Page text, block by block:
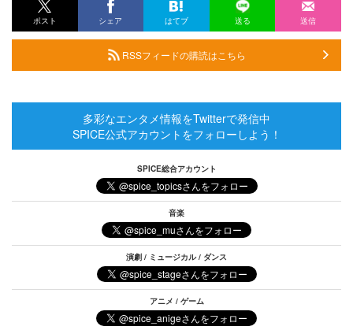
ポスト シェア はてブ 送る 送信
RSSフィードの購読はこちら
多彩なエンタメ情報をTwitterで発信中
SPICE公式アカウントをフォローしよう！
SPICE総合アカウント
音楽
演劇 / ミュージカル / ダンス
アニメ / ゲーム